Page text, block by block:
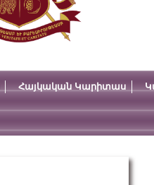
Հայկական Կարիտաս